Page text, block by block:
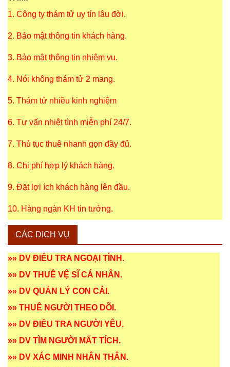
1. Công ty thám tử uy tín lâu đời.
2. Bảo mật thông tin khách hàng.
3. Bảo mật thông tin nhiệm vụ.
4. Nói không thám tử 2 mang.
5. Thám tử nhiều kinh nghiệm
6. Tư vấn nhiệt tình miễn phí 24/7.
7. Thủ tục thuê nhanh gọn đầy đủ.
8. Chi phí hợp lý khách hàng.
9. Đặt lợi ích khách hàng lên đầu.
10. Hàng ngàn KH tin tưởng.
CÁC DỊCH VỤ
»» DV ĐIỀU TRA NGOẠI TÌNH .
»» DV THUÊ VỆ SĨ CÁ NHÂN .
»» DV QUẢN LÝ CON CÁI .
»» THUÊ NGƯỜI THEO DÕI .
»» DV ĐIỀU TRA NGƯỜI YÊU.
»» DV TÌM NGƯỜI MẤT TÍCH .
»» DV XÁC MINH NHÂN THÂN .